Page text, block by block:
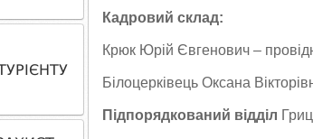
Кадровий склад:
Крюк Юрій Євгенович –
Білоцерківець Оксана
Підпорядкований відділ